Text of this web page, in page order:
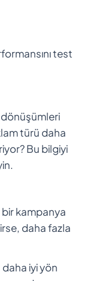
test
dönüşümleri
türü daha
Bu bilgiyi
bir kampanya
daha fazla
daha iyi yön